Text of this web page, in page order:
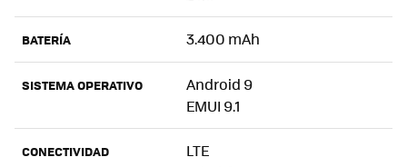
BATERÍA 3.400 mAh
SISTEMA OPERATIVO
Android 9
EMUI 9.1
CONECTIVIDAD
LTE